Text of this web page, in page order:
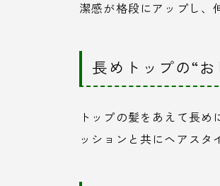
潔感が格段にアップし、
長めトップの“
トップの髪をあえて長
ッションと共にヘアスタ